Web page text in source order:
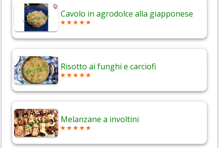
Cavolo in agrodolce alla giapponese
Risotto ai funghi e carciofi
Melanzane a involtini